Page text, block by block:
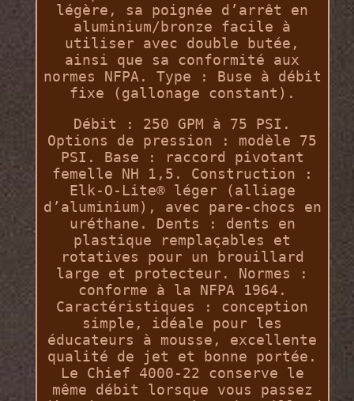
légère, sa poignée d’arrêt en
aluminium/bronze facile à
utiliser avec double butée,
ainsi que sa conformité aux
normes NFPA. Type : Buse à débit
fixe (gallonage constant).
Débit : 250 GPM à 75 PSI.
Options de pression : modèle 75
PSI. Base : raccord pivotant
femelle NH 1,5. Construction :
Elk-O-Lite® léger (alliage
d’aluminium), avec pare-chocs en
uréthane. Dents : dents en
plastique remplaçables et
rotatives pour un brouillard
large et protecteur. Normes :
conforme à la NFPA 1964.
Caractéristiques : conception
simple, idéale pour les
éducateurs à mousse, excellente
qualité de jet et bonne portée.
Le Chief 4000-22 conserve le
même débit lorsque vous passez